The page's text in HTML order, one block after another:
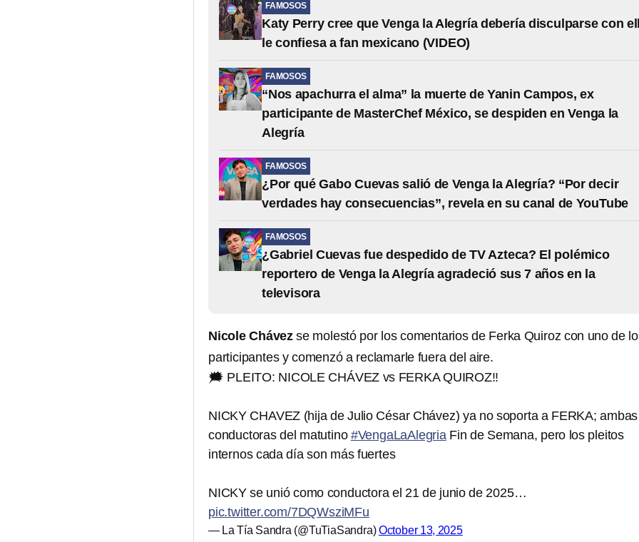
FAMOSOS
Katy Perry cree que Venga la Alegría debería disculparse con
le confiesa a fan mexicano (VIDEO)
FAMOSOS
“Nos apachurra el alma” la muerte de Yanin Campos, ex
participante de MasterChef México, se despiden en Venga la
Alegría
FAMOSOS
¿Por qué Gabo Cuevas salió de Venga la Alegría? “Por decir
verdades hay consecuencias”, revela en su canal de YouTube
FAMOSOS
¿Gabriel Cuevas fue despedido de TV Azteca? El polémico
reportero de Venga la Alegría agradeció sus 7 años en la
televisora
Nicole Chávezse molestó por los comentarios de Ferka Quiroz con uno de
participantes y comenzó a reclamarle fuera del aire.
🗯️ PLEITO: NICOLE CHÁVEZ vs FERKA QUIROZ‼️
NICKY CHAVEZ (hija de Julio César Chávez) ya no soporta a FERKA;
conductoras del matutino #VengaLaAlegriaFin de Semana, pero los pleitos
internos cada día son más fuertes
NICKY se unió como conductora el 21 de junio de 2025…
pic.twitter.com/7DQWsziMFu
— La Tía Sandra (@TuTiaSandra)October 13, 2025